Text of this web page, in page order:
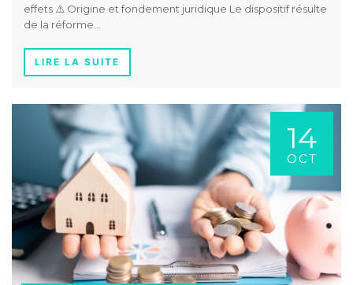
effets ⚠️ Origine et fondement juridique Le dispositif résulte
de la réforme…
LIRE LA SUITE
14
OCT